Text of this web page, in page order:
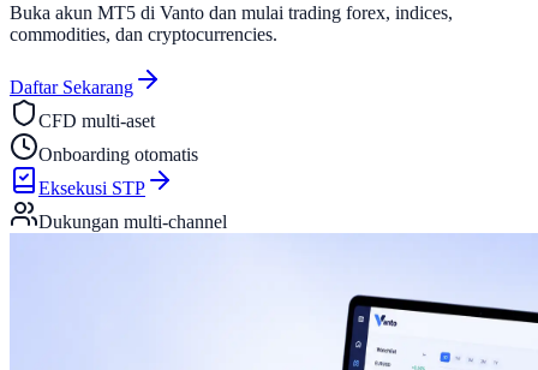
Buka akun MT5 di Vanto dan mulai trading forex, indices,
commodities, dan cryptocurrencies.
Daftar Sekarang
CFD multi-aset
Onboarding otomatis
Eksekusi STP
Dukungan multi-channel